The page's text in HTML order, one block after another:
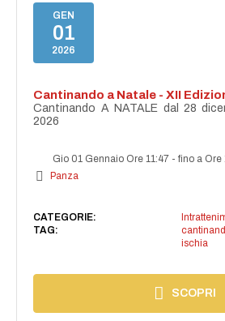
GEN
01
2026
Cantinando a Natale - XII
Cantinando A NATALE dal 28
2026
Gio 01 Gennaio Ore 11:47 -fino a Ore
Panza
CATEGORIE:
TAG:
ischia
SCOPRI